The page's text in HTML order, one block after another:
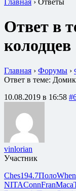
Главная › Ответы
Ответ в
колодцев
Главная › Форумы ›
Ответ в теме:
10.08.2019 в 16:58
vinlorian
Участник
Ches194.7ПолоWhen
NITAConnFranМаса